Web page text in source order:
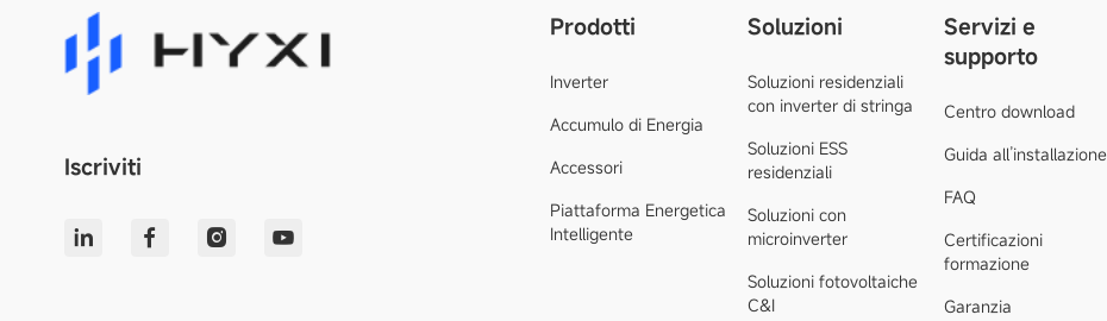
Iscriviti
Prodotti
Inverter
Accumulo di Energia
Accessori
Piattaforma Energetica
Intelligente
Soluzioni
Soluzioni residenziali
con inverter di stringa
Soluzioni ESS
residenziali
Soluzioni con
microinverter
Soluzioni fotovoltaiche
C&I
Servizi e
supporto
Centro download
Guida all’installazione
FAQ
Certificazioni
formazione
Garanzia